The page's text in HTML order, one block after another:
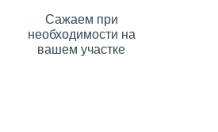
Сажаем при
необходимости на
вашем участке